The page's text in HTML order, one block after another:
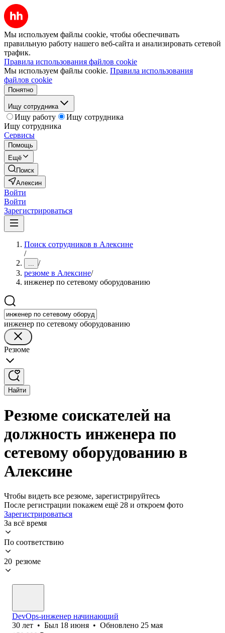
Мы используем файлы cookie, чтобы обеспечивать
правильную работу нашего веб-сайта и анализировать сетевой
трафик.
Правила использования файлов cookie
Мы используем файлы cookie. Правила использования
файлов cookie
Понятно
Ищу сотрудника
Ищу работу
Ищу сотрудника
Ищу сотрудника
Сервисы
Помощь
Ещё
Поиск
Алексин
Войти
Войти
Зарегистрироваться
Поиск сотрудников в Алексине
/
... /
резюме в Алексине/
инженер по сетевому оборудованию
инженер по сетевому оборудованию
Резюме
Найти
Резюме соискателей на
должность инженера по
сетевому оборудованию в
Алексине
Чтобы видеть все резюме, зарегистрируйтесь
После регистрации покажем ещё 28 и откроем фото
Зарегистрироваться
За всё время
По соответствию
20 резюме
DevOps-инженер начинающий
30 лет • Был 18 июня • Обновлено 25 мая